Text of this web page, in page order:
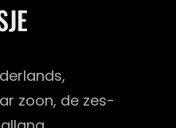
zoon, de zes-